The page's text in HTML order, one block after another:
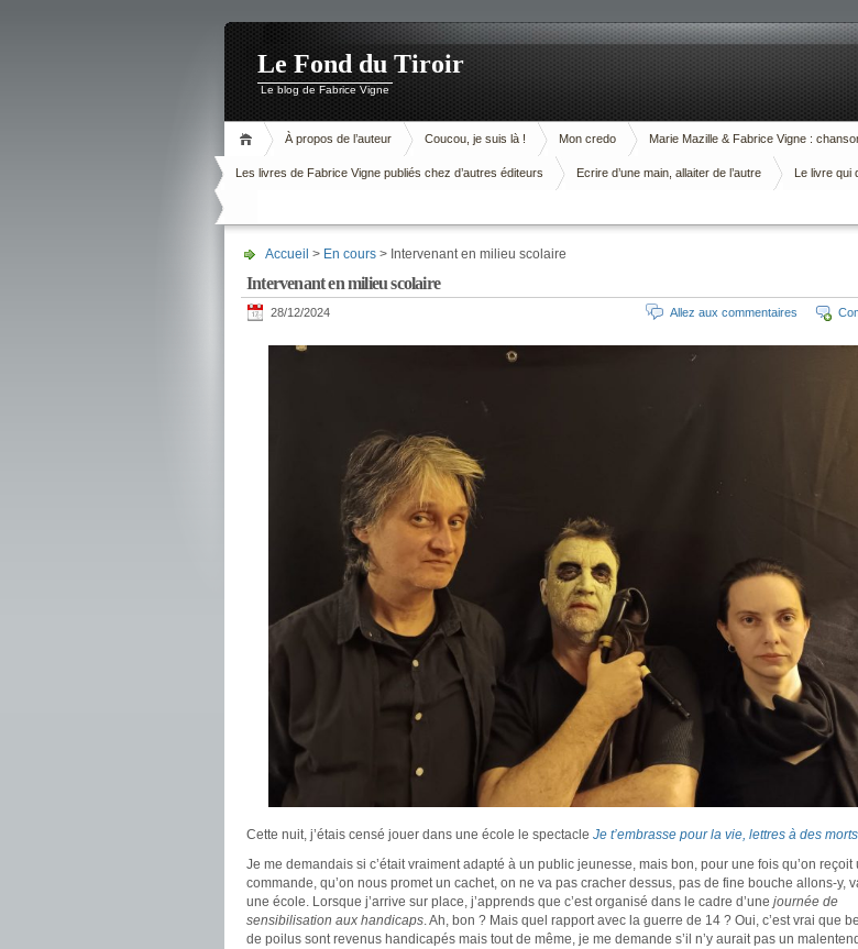
Le Fond du Tiroir
Le blog de Fabrice Vigne
À propos de l’auteur Coucou, je suis là ! Mon credo Marie Mazille & Fabrice Vigne :
Les livres de Fabrice Vigne publiés chez d’autres éditeurs Ecrire d’une main, allaiter de l’autre Le livre qui
Accueil > En cours > Intervenant en milieu scolaire
Intervenant en milieu scolaire
28/12/2024 Allez aux commentaires
Cette nuit, j’étais censé jouer dans une école le spectacle Je t’embrasse pour la vie, lettres à des morts
Je me demandais si c’était vraiment adapté à un public jeunesse, mais bon, pour une fois qu’on reçoit
commande, qu’on nous promet un cachet, on ne va pas cracher dessus, pas de fine bouche allons-y,
une école. Lorsque j’arrive sur place, j’apprends que c’est organisé dans le cadre d’une journée de
sensibilisation aux handicaps. Ah, bon ? Mais quel rapport avec la guerre de 14 ? Oui, c’est vrai que
de poilus sont revenus handicapés mais tout de même, je me demande s’il n’y aurait pas un